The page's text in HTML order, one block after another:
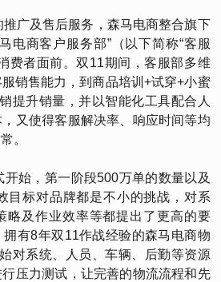
广及售后服务，森马电商整合旗下
电商客户服务部”（以下简称“客服
费者面前。双11期间，客服部多维
销售能力，到商品培训+试穿+小蜜
提升销量，并以智能化工具配合人
又使得客服解决率、响应时间等均
。
开始，第一阶段500万单的数量以及
目标对品牌都是不小的挑战，对系
略及作业效率等都提出了更高的要
有8年双11作战经验的森马电商物
对系统、人员、车辆、后勤等资源
压力测试，让完善的物流流程和先